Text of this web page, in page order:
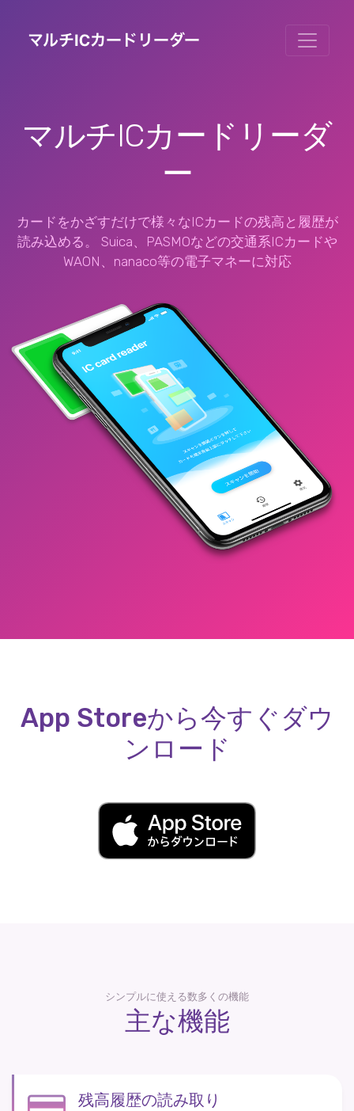
マルチICカードリーダ
ー
カードをかざすだけで様々なICカードの残高と履歴が
読み込める。 Suica、PASMOなどの交通系ICカードや
WAON、nanaco等の電子マネーに対応
App Storeから今すぐダウ
ンロード
シンプルに使える数多くの機能
主な機能
残高履歴の読み取り